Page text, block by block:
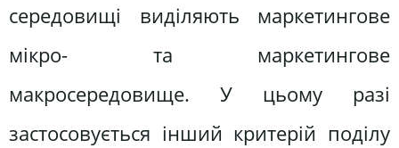
середовищі виділяють маркетингове
мікро- та маркетингове
макросередовище. У цьому разі
застосовується інший критерій поділу